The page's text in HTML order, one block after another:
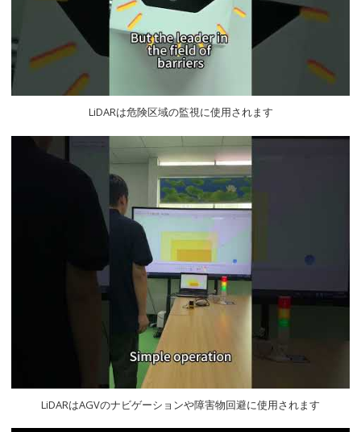
LiDARは危険区域の監視に使用されます
LiDARはAGVのナビゲーションや障害物回避に使用されます